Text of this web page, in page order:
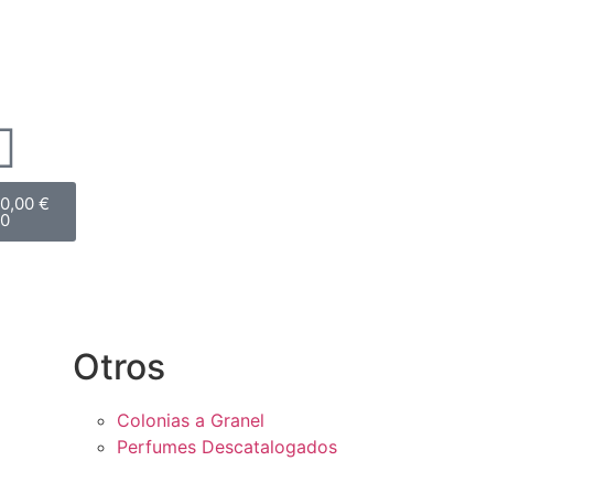
0,00 €
0
Otros
Colonias a Granel
Perfumes Descatalogados